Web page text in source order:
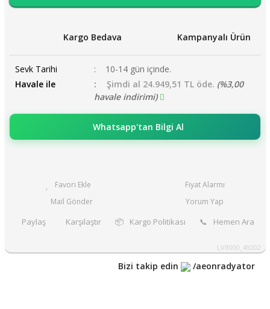
Kargo Bedava Kampanyalı Ürün
Sevk Tarihi
10-14 gün içinde.
Havale ile
Şimdi al 24.949,51 TL öde. (%3,00
havale indirimi)
Whatsapp'tan Bilgi Al
Fiyat Alarmı
Mail Gönder
Yorum Yap
Paylaş Karşılaştır 📦 Kargo Politikası 📞 Hemen Ara
LVR000_49202
Bizi takip edin /aeonradyator